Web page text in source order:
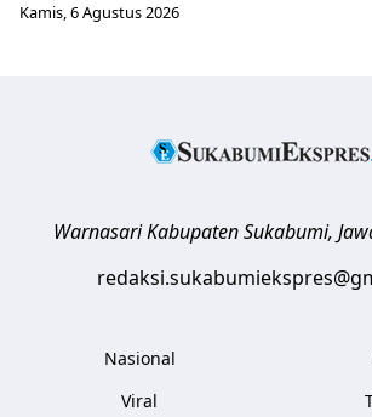
Kamis, 6 Agustus 2026
Warnasari Kabupaten Sukabumi,
Nasional
Viral